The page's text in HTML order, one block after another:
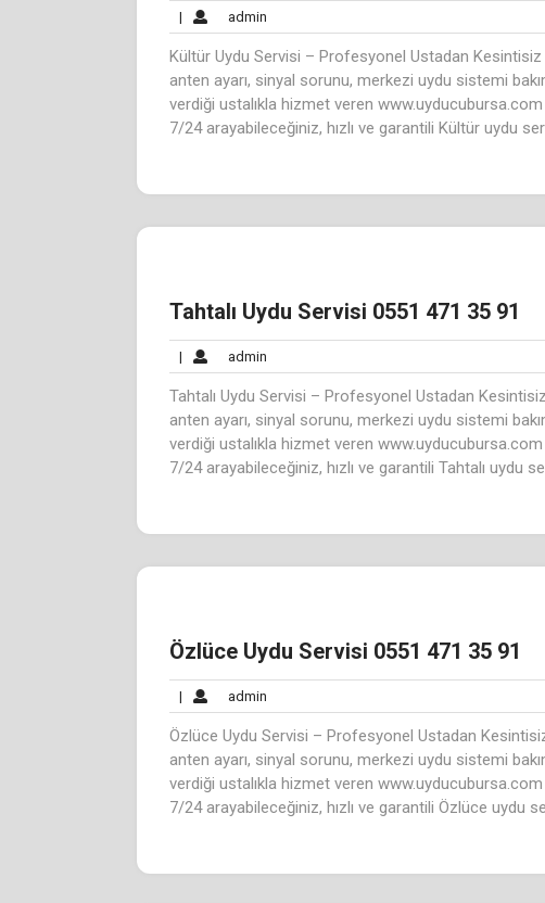
| admin
Kültür Uydu Servisi – Profesyonel Ustadan
anten ayarı, sinyal sorunu, merkezi uydu sistemi
verdiği ustalıkla hizmet veren
7/24 arayabileceğiniz, hızlı ve garantili Kültür uydu
Tahtalı Uydu Servisi 0551 471 35 91
| admin
Tahtalı Uydu Servisi – Profesyonel Ustadan
anten ayarı, sinyal sorunu, merkezi uydu sistemi
verdiği ustalıkla hizmet veren
7/24 arayabileceğiniz, hızlı ve garantili Tahtalı uydu
Özlüce Uydu Servisi 0551 471 35 91
| admin
Özlüce Uydu Servisi – Profesyonel Ustadan
anten ayarı, sinyal sorunu, merkezi uydu sistemi
verdiği ustalıkla hizmet veren
7/24 arayabileceğiniz, hızlı ve garantili Özlüce uydu